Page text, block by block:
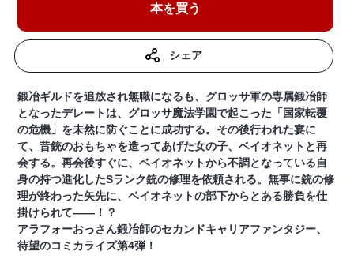
本を買う
シェア
鍛冶ギルドを追放され無職になるも、グロッサ軍の専属鍛冶師
となったデレートは、グロッサ魔法学園で起こった「国家転覆
の危機」を未然に防ぐことに成功する。その後行われた宴に
て、昔銃のおもちゃを造ってあげた女の子、ベイオネットと再
会する。再会後すぐに、ベイオネットから不調となっている自
身の持つ進化したSランク銃の修理を依頼される。無事に銃の修
理が終わった矢先に、ベイオネットの部下からとある勝負を仕
掛けられて――！？
アラフォーおっさん鍛冶師のセカンドキャリアファンタジー、
待望のコミカライズ第4弾！